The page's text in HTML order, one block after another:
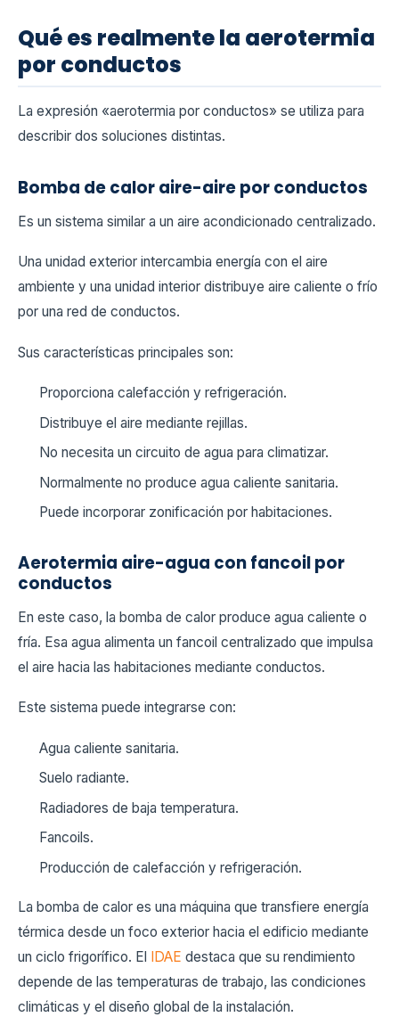
Qué es realmente la aerotermia
por conductos
La expresión «aerotermia por conductos» se utiliza para
describir dos soluciones distintas.
Bomba de calor aire-aire por conductos
Es un sistema similar a un aire acondicionado centralizado.
Una unidad exterior intercambia energía con el aire
ambiente y una unidad interior distribuye aire caliente o frío
por una red de conductos.
Sus características principales son:
Proporciona calefacción y refrigeración.
Distribuye el aire mediante rejillas.
No necesita un circuito de agua para climatizar.
Normalmente no produce agua caliente sanitaria.
Puede incorporar zonificación por habitaciones.
Aerotermia aire-agua con fancoil por
conductos
En este caso, la bomba de calor produce agua caliente o
fría. Esa agua alimenta un fancoil centralizado que impulsa
el aire hacia las habitaciones mediante conductos.
Este sistema puede integrarse con:
Agua caliente sanitaria.
Suelo radiante.
Radiadores de baja temperatura.
Fancoils.
Producción de calefacción y refrigeración.
La bomba de calor es una máquina que transfiere energía
térmica desde un foco exterior hacia el edificio mediante
un ciclo frigorífico. El IDAE destaca que su rendimiento
depende de las temperaturas de trabajo, las condiciones
climáticas y el diseño global de la instalación.